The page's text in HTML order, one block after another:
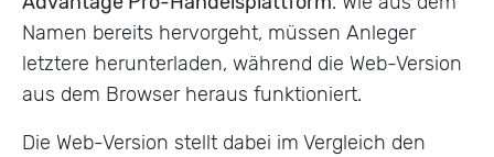
Namen bereits hervorgeht, müssen Anleger
letztere herunterladen, während die Web-Version
aus dem Browser heraus funktioniert.
Die Web-Version stellt dabei im Vergleich den